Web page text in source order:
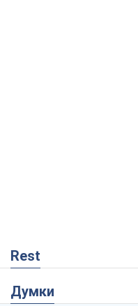
Rest
Думки